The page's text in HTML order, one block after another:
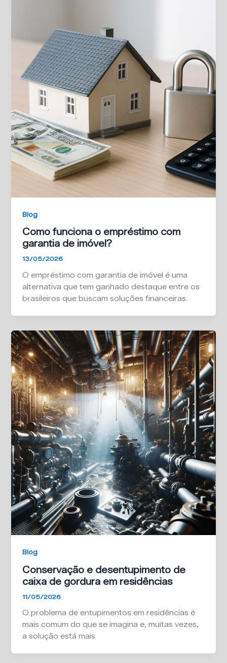
Blog
Como funciona o empréstimo com
garantia de imóvel?
13/05/2026
O empréstimo com garantia de imóvel é uma
alternativa que tem ganhado destaque entre os
brasileiros que buscam soluções financeiras.
Blog
Conservação e desentupimento de
caixa de gordura em residências
11/05/2026
O problema de entupimentos em residências é
mais comum do que se imagina e, muitas vezes,
a solução está mais